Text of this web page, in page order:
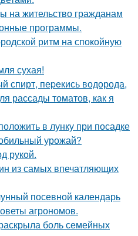
на жительство гражданам
программы.
ритм на спокойную
сухая!
спирт, пеpeкись водорода,
рассады томатов, как я
в лунку при посадке
урожай?
рукoй.
из самых впечатляющих
посевной календарь
агрономов.
боль семейных